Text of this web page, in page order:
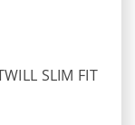
SLIM FIT